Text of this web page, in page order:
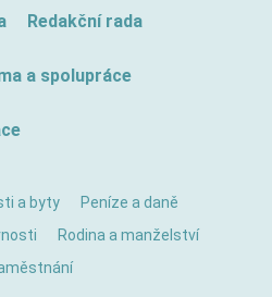
Redakční rada
a spolupráce
a byty
Peníze a daně
Rodina a manželství